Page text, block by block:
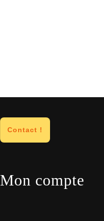
Contact !
Mon compte